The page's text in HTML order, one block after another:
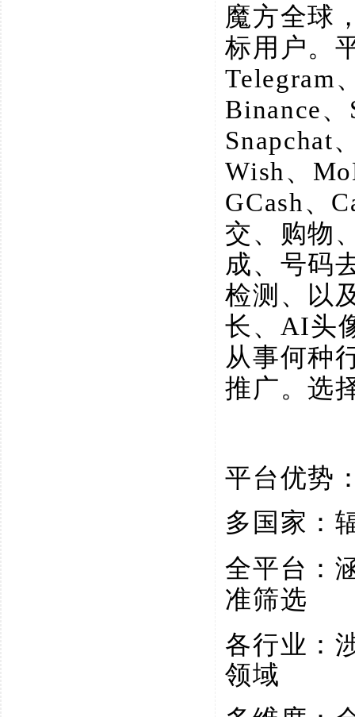
魔方全球
标用户。
Telegram
Binance
Snapchat
Wish、
GCash、
交、购物
成、号码
检测、以
长、AI头
从事何种
推广。选
平台优势
多国家：
全平台：
准筛选
各行业：
领域